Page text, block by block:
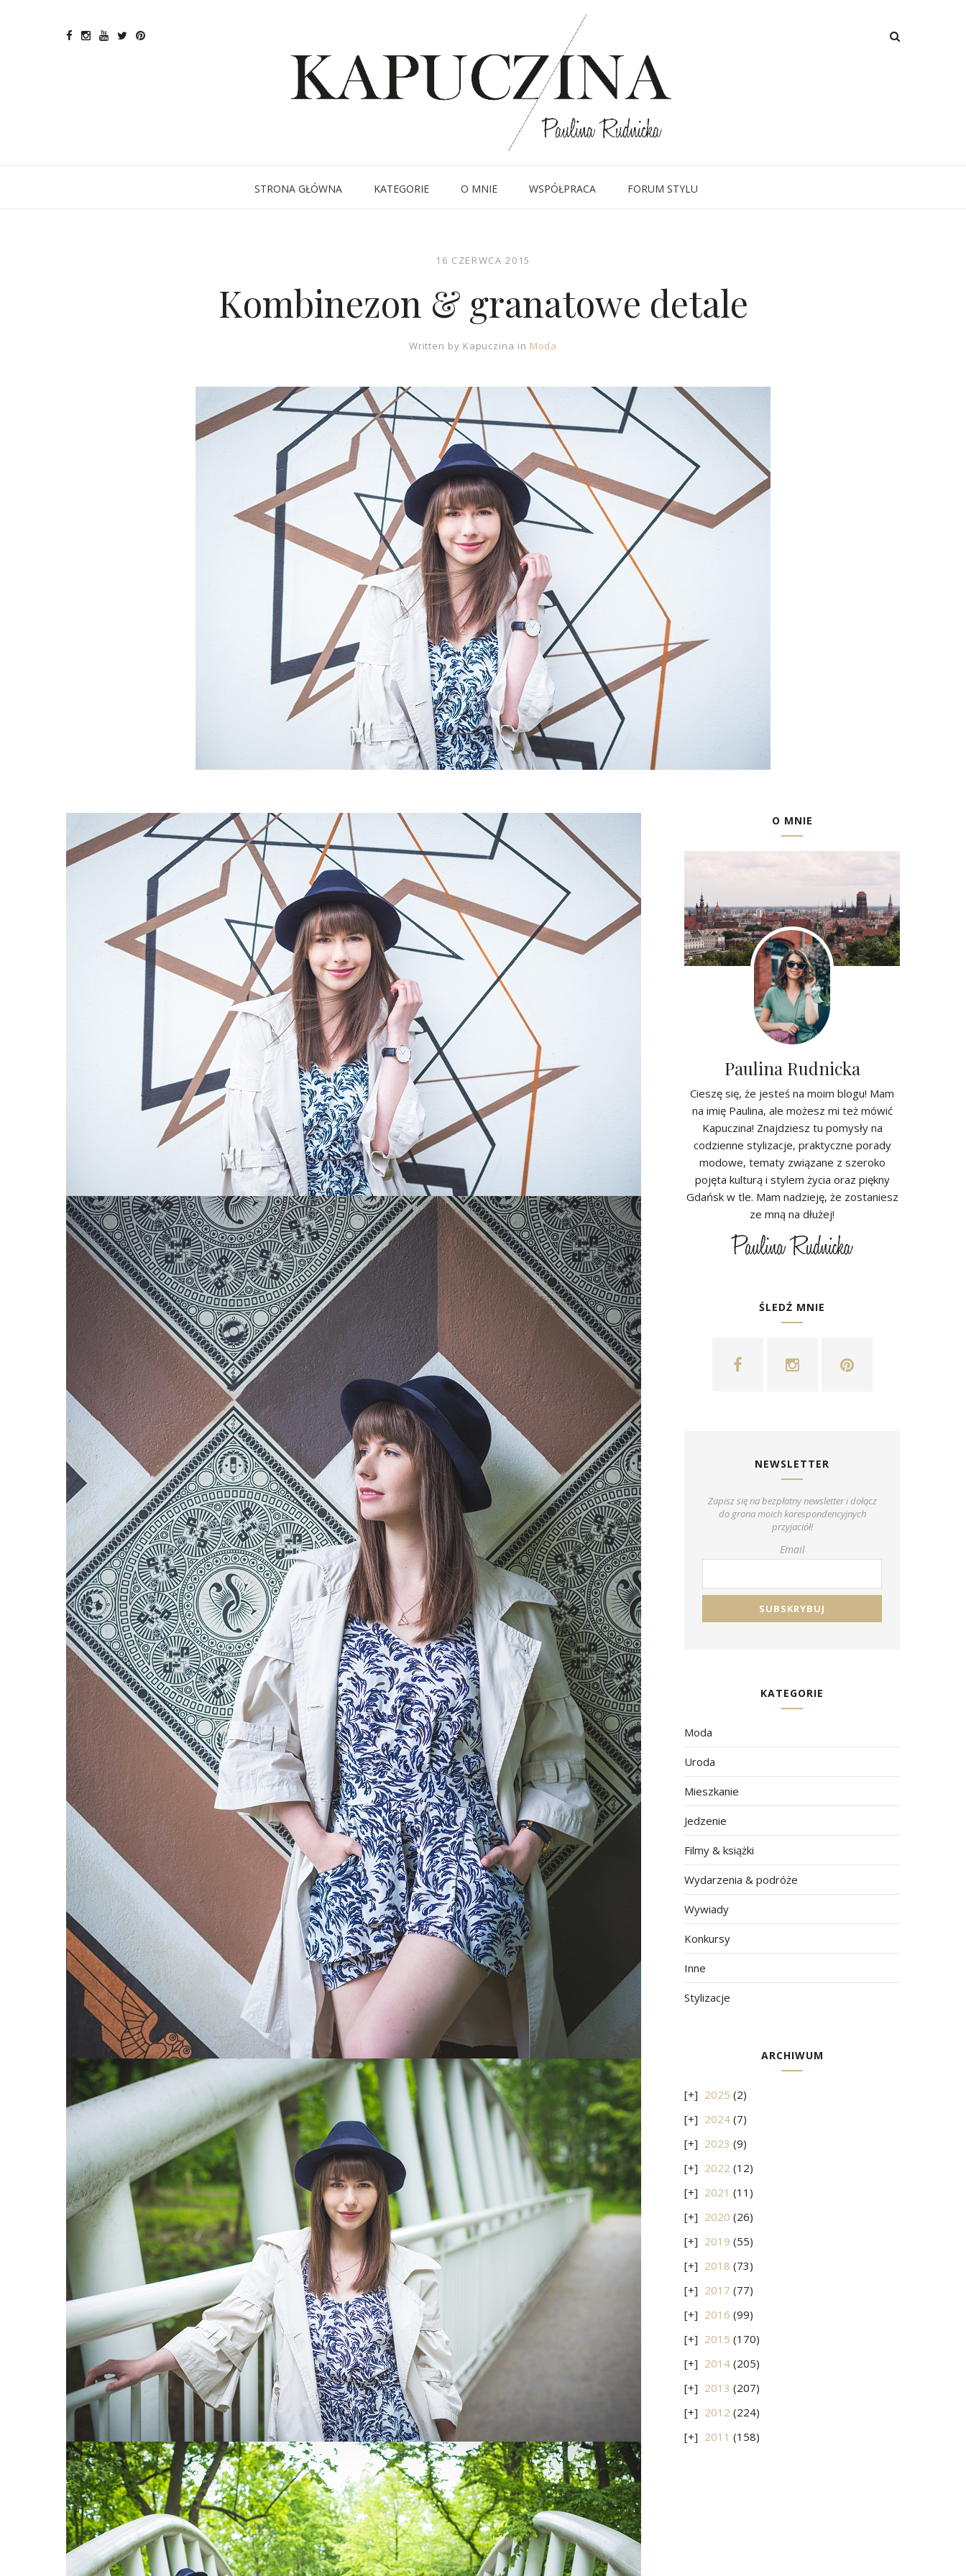
STRONA GŁÓWNA KATEGORIE O MNIE WSPÓŁPRACA FORUM STYLU
16 CZERWCA 2015
Kombinezon & granatowe detale
Written by Kapuczina in Moda
O MNIE
Paulina Rudnicka
Cieszę się, że jesteś na moim blogu! Mam
na imię Paulina, ale możesz mi też mówić
Kapuczina! Znajdziesz tu pomysły na
codzienne stylizacje, praktyczne porady
modowe, tematy związane z szeroko
pojęta kulturą i stylem życia oraz piękny
Gdańsk w tle. Mam nadzieję, że zostaniesz
ze mną na dłużej!
ŚLEDŹ MNIE
NEWSLETTER
Zapisz się na bezpłatny newsletter i dołącz
do grona moich korespondencyjnych
przyjaciół!
Email
KATEGORIE
Moda
Uroda
Mieszkanie
Jedzenie
Filmy & książki
Wydarzenia & podróże
Wywiady
Konkursy
Inne
Stylizacje
ARCHIWUM
2025 (2)
2024 (7)
2023 (9)
2022 (12)
2021 (11)
2020 (26)
2019 (55)
2018 (73)
2017 (77)
2016 (99)
2015 (170)
2014 (205)
2013 (207)
2012 (224)
2011 (158)